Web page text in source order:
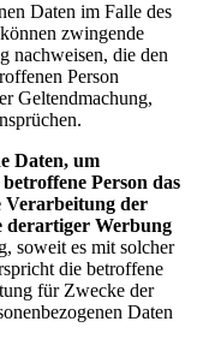
Daten im Falle des
zwingende
nachweisen, die den
Person
Geltendmachung,
Daten, um
Person das
Verarbeitung der
derartiger Werbung
soweit es mit solcher
die betroffene
für Zwecke der
Daten